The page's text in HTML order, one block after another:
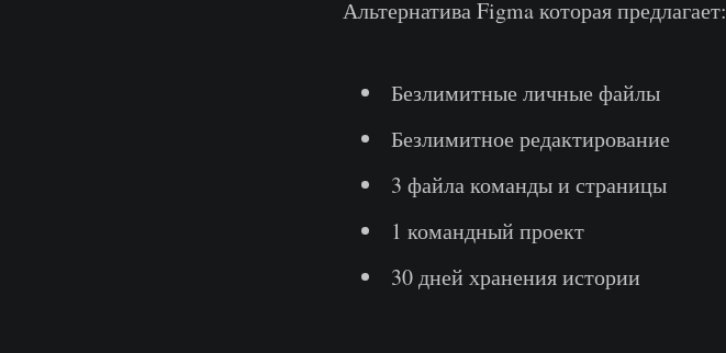
Альтернатива Figma которая предлагает:
Безлимитные личные файлы
Безлимитное редактирование
3 файла команды и страницы
1 командный проект
30 дней хранения истории